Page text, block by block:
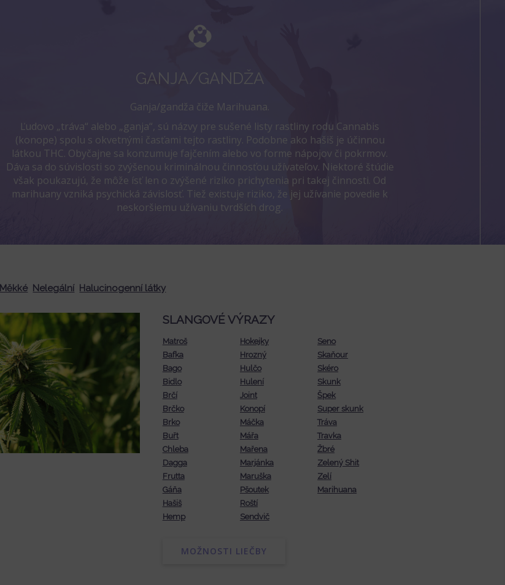
GANJA/GANDŽA
Ganja/gandža čiže Marihuana.
Ľudovo „tráva“ alebo „ganja“, sú názvy pre sušené listy rastliny rodu Cannabis
(konope) spolu s okvetnými časťami tejto rastliny. Podobne ako hašiš je účinnou
látkou THC. Obyčajne sa konzumuje fajčením alebo vo forme nápojov či pokrmov.
Dáva sa do súvislosti so zvýšenou kriminálnou činnosťou užívateľov. Niektoré štúdie
však poukazujú, že môže ísť len o zvýšené riziko prichytenia pri takej činnosti. Od
marihuany vzniká psychická závislosť. Tiež existuje riziko, že jej užívanie povedie k
neskoršiemu užívaniu tvrdších drog.
Měkké Nelegální Halucinogenní látky
SLANGOVÉ VÝRAZY
Matroš
Bafka
Bago
Bidlo
Brčí
Brčko
Brko
Buřt
Chleba
Dagga
Frutta
Gáňa
Hašiš
Hemp
Hokejky
Hrozný
Hulčo
Hulení
Joint
Konopí
Máčka
Mářa
Mařena
Marjánka
Maruška
Pšoutek
Roští
Sendvič
Seno
Skaňour
Skéro
Skunk
Špek
Super skunk
Tráva
Travka
Žbré
Zelený Shit
Zelí
Marihuana
MOŽNOSTI LIEČBY